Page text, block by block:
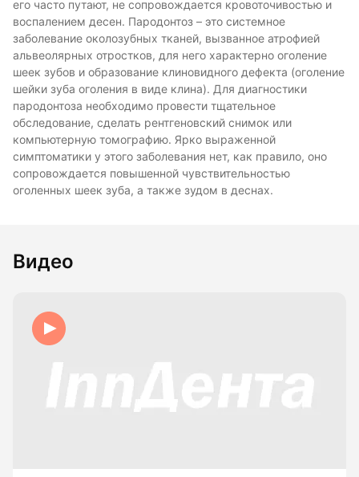
его часто путают, не сопровождается кровоточивостью и
воспалением десен. Пародонтоз – это системное
заболевание околозубных тканей, вызванное атрофией
альвеолярных отростков, для него характерно оголение
шеек зубов и образование клиновидного дефекта (оголение
шейки зуба оголения в виде клина). Для диагностики
пародонтоза необходимо провести тщательное
обследование, сделать рентгеновский снимок или
компьютерную томографию. Ярко выраженной
симптоматики у этого заболевания нет, как правило, оно
сопровождается повышенной чувствительностью
оголенных шеек зуба, а также зудом в деснах.
Видео